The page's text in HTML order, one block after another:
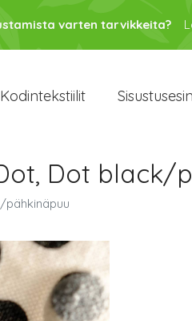
varten tarvikkeita?
Kodintekstiilit
Dot black/
pähkinäpuu